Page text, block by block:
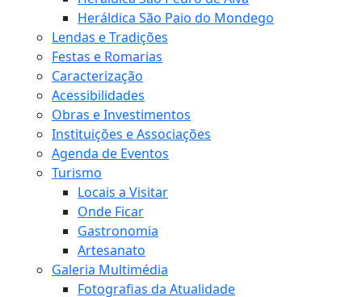
Heráldica São Paio do Mondego
Lendas e Tradições
Festas e Romarias
Caracterização
Acessibilidades
Obras e Investimentos
Instituições e Associações
Agenda de Eventos
Turismo
Locais a Visitar
Onde Ficar
Gastronomia
Artesanato
Galeria Multimédia
Fotografias da Atualidade